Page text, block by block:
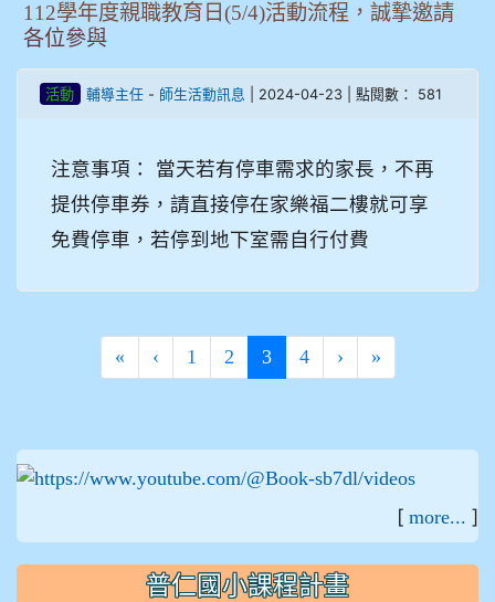
112學年度親職教育日(5/4)活動流程，誠摯邀請
各位參與
活動 輔導主任- 師生活動訊息 | 2024-04-23 | 點閱數： 581
注意事項： 當天若有停車需求的家長，不再
提供停車券，請直接停在家樂福二樓就可享
免費停車，若停到地下室需自行付費
« ‹ 1 2 3(current)
4 › »
[ more... ]
普仁國小課程計畫